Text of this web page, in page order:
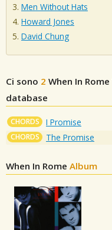
Men Without Hats
Howard Jones
David Chung
Ci sono 2 When In Rome
database
CHORDS I Promise
CHORDS The Promise
When In Rome Album